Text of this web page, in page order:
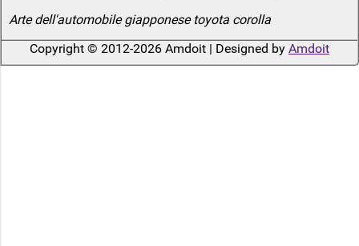
Arte dell'automobile giapponese toyota corolla
Copyright © 2012-2026 Amdoit | Designed by Amdoit